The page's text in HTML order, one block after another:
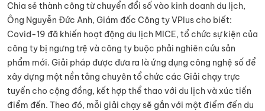
Chia sẻ thành công từ chuyển đổi số vào kinh doanh du lịch,
Ông Nguyễn Đức Anh, Giám đốc Công ty VPlus cho biết:
Covid-19 đã khiến hoạt động du lịch MICE, tổ chức sự kiện của
công ty bị ngưng trệ và công ty buộc phải nghiên cứu sản
phẩm mới. Giải pháp được đưa ra là ứng dụng công nghệ số để
xây dựng một nền tảng chuyên tổ chức các Giải chạy trực
tuyến cho cộng đồng, kết hợp thể thao với du lịch và xúc tiến
điểm đến. Theo đó, mỗi giải chạy sẽ gắn với một điểm đến du